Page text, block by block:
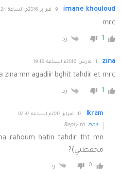
imane khouloud 9 فبراير 2016م الساعة 20:24
mrc
1 رد
zina 1 مارس 2016م الساعة 19:18
zina mn agadiir bghit tahdir et mrc
1 رد
Ikram 17 فبراير 2017م الساعة 07:37
Reply to zina
محفظتي)?
0 رد